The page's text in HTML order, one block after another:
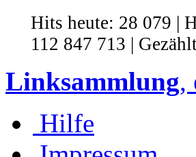
Hits heute: 28 079 |
112 847 713 |
Linksammlung,
Hilfe